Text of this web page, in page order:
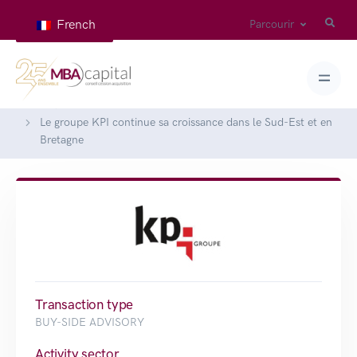
French Parcourir
Le groupe KPI continue sa croissance dans le Sud-Est et en
Bretagne
Transaction type
BUY-SIDE ADVISORY
Activity sector